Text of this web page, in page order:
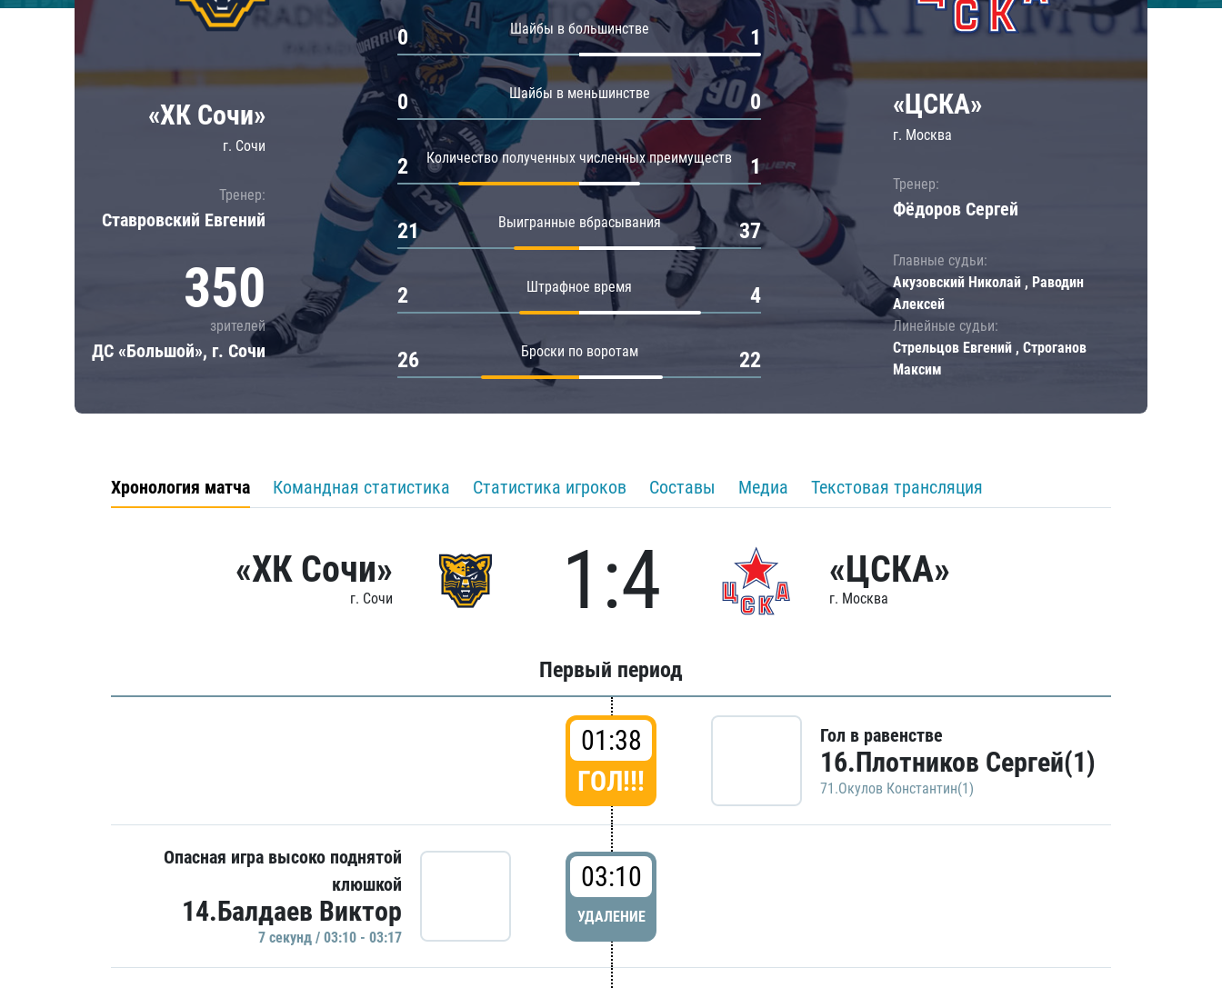
Локомотив
ЦСКА
Шанхайские Драконы
Амур
Барыс
Салават Юлаев
«ХК Сочи»
г. Сочи
Тренер:
Ставровский Евгений
350
зрителей
ДС «Большой», г. Сочи
Шайбы в большинстве
0 1
Шайбы в меньшинстве
0 0
Количество полученных численных преимуществ
2 1
Выигранные вбрасывания
21 37
Штрафное время
2 4
Броски по воротам
26 22
«ЦСКА»
г. Москва
Тренер:
Фёдоров Сергей
Главные судьи:
Акузовский Николай , Раводин
Алексей
Линейные судьи:
Стрельцов Евгений , Строганов
Максим
Хронология матча Командная статистика Статистика игроков Составы Медиа Текстовая трансляция
«ХК Сочи»
г. Сочи 1:4 «ЦСКА»
г. Москва
Первый период
01:38
ГОЛ!!!
Гол в равенстве
16.Плотников Сергей(1)
71.Окулов Константин(1)
Опасная игра высоко поднятой
клюшкой
14.Балдаев Виктор
7 секунд / 03:10 - 03:17
03:10
УДАЛЕНИЕ